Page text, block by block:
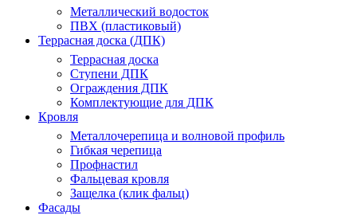
Металлический водосток
ПВХ (пластиковый)
Террасная доска (ДПК)
Террасная доска
Ступени ДПК
Ограждения ДПК
Комплектующие для ДПК
Кровля
Металлочерепица и волновой профиль
Гибкая черепица
Профнастил
Фальцевая кровля
Защелка (клик фальц)
Фасады